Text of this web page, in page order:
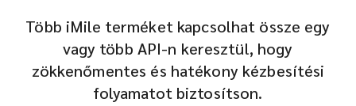
Több iMile terméket kapcsolhat össze egy
vagy több API-n keresztül, hogy
zökkenőmentes és hatékony kézbesítési
folyamatot biztosítson.